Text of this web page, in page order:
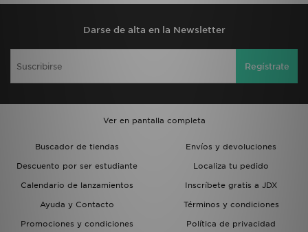
Darse de alta en la Newsletter
Regístrate
Ver en pantalla completa
Buscador de tiendas
Envíos y devoluciones
Descuento por ser estudiante
Localiza tu pedido
Calendario de lanzamientos
Inscríbete gratis a JDX
Ayuda y Contacto
Términos y condiciones
Promociones y condiciones
Política de privacidad